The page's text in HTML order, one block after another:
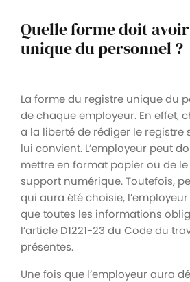
Quelle forme doit
unique du personnel ?
La forme du registre unique du
de chaque employeur. En effet,
a la liberté de rédiger le registre
lui convient. L’employeur peut
mettre en format papier ou de
support numérique. Toutefois,
qui aura été choisie,
que toutes les informations
l’article D1221-23 du Code du
présentes.
Une fois que l’employeur aura